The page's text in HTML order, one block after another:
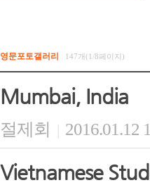
영문포토갤러리 147개(1/8페이지)
Mumbai, India
절제회 | 2016.01.12
Vietnamese